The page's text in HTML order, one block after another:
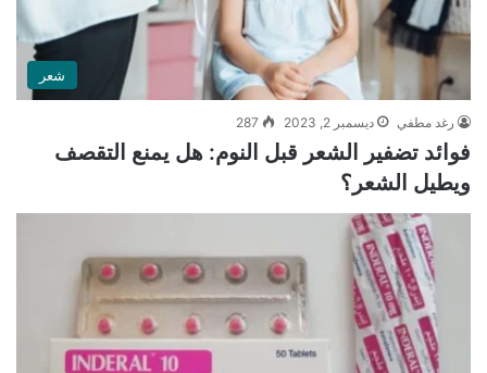
شعر
رغد مطفي ديسمبر 2, 2023 287
فوائد تضفير الشعر قبل النوم: هل يمنع التقصف
ويطيل الشعر؟